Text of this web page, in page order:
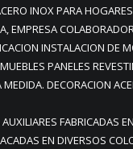
INOX PARA
EMPRESA
INSTALACION DE
PANELES
DECORACION
FABRICADAS
EN DIVERSOS